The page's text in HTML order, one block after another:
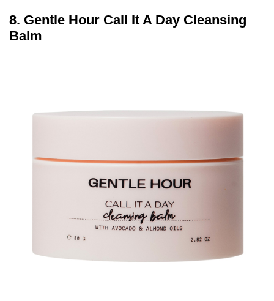
8. Gentle Hour Call It A Day Cleansing
Balm